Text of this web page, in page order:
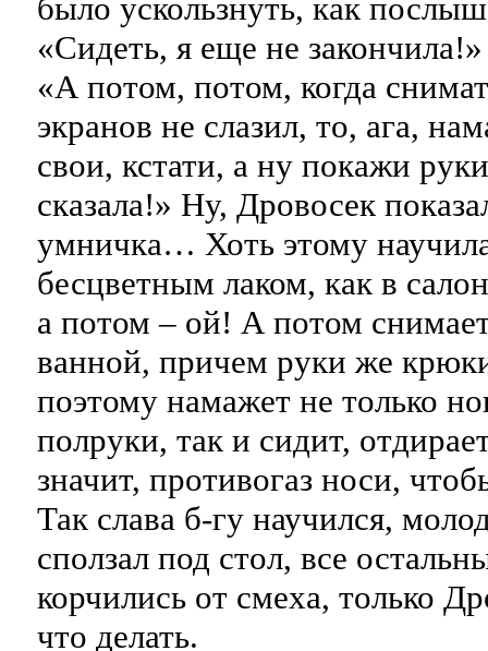
было ускользнуть, как
«Сидеть, я еще не
«А потом, потом, когда
экранов не слазил, то, ага,
свои, кстати, а ну покажи
сказала!» Ну, Дровосек
умничка… Хоть этому
бесцветным лаком, как в
а потом – ой! А потом
ванной, причем руки же
поэтому намажет не только
полруки, так и сидит,
значит, противогаз носи,
Так слава б-гу научился,
сползал под стол, все
корчились от смеха, только
что делать.